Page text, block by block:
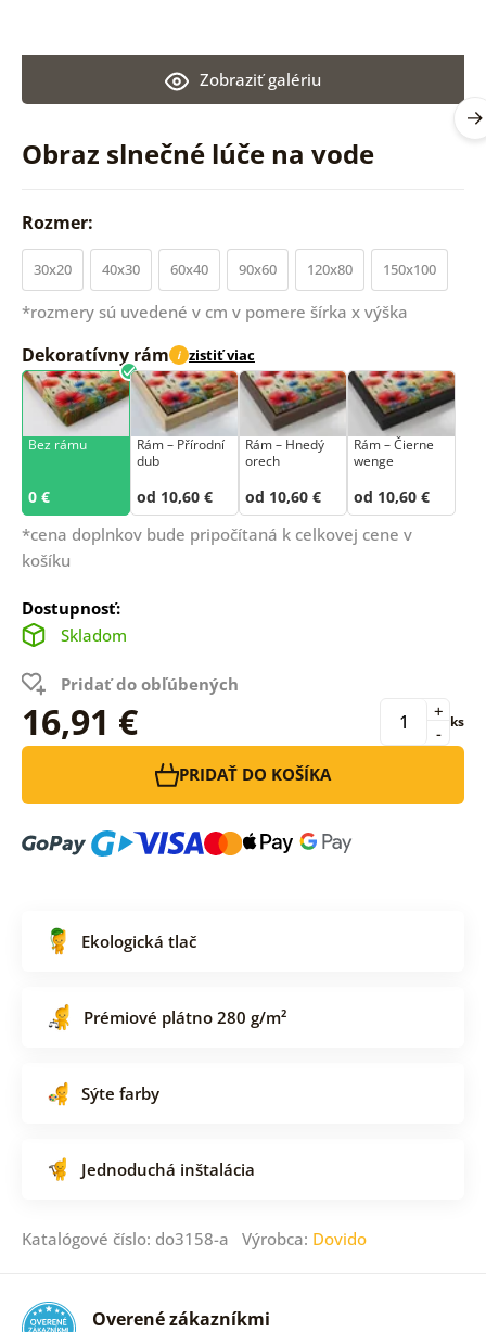
Obraz slnečné lúče na vode
Zobraziť galériu
Rozmer:
30x20 40x30 60x40 90x60 120x80 150x100
*rozmery sú uvedené v cm v pomere šírka x výška
Dekoratívny rám i zistiť viac
Bez rámu
0 €
Rám –⁠⁠⁠⁠⁠⁠ Přírodní
dub
od 10,60 €
Rám – Hnedý
orech
od 10,60 €
Rám – Čierne
wenge
od 10,60 €
*cena doplnkov bude pripočítaná k celkovej cene v
košíku
Dostupnosť:
Skladom
Pridať do obľúbených
16,91 € -
+ ks
PRIDAŤ DO KOŠÍKA
Ekologická tlač
Prémiové plátno 280 g/m²
Sýte farby
Jednoduchá inštalácia
Katalógové číslo: do3158-a Výrobca: Dovido
Overené zákazníkmi